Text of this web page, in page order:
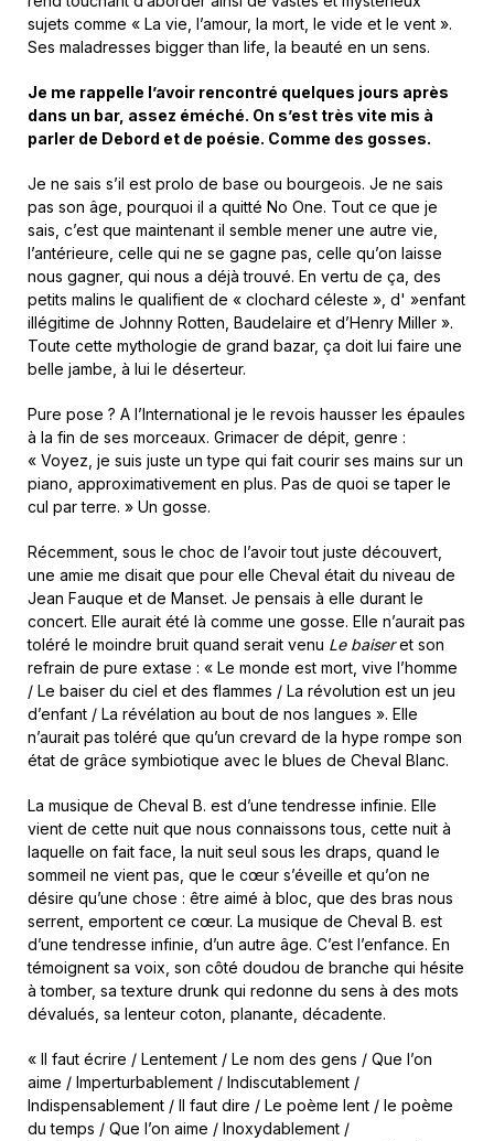
sujets comme « La vie, l’amour, la mort, le vide et le vent ».
Ses maladresses bigger than life, la beauté en un sens.
Je me rappelle l’avoir rencontré quelques jours après
dans un bar, assez éméché. On s’est très vite mis à
parler de Debord et de poésie. Comme des gosses.
Je ne sais s’il est prolo de base ou bourgeois. Je ne sais
pas son âge, pourquoi il a quitté No One. Tout ce que je
sais, c’est que maintenant il semble mener une autre vie,
l’antérieure, celle qui ne se gagne pas, celle qu’on laisse
nous gagner, qui nous a déjà trouvé. En vertu de ça, des
petits malins le qualifient de « clochard céleste », d' »enfant
illégitime de Johnny Rotten, Baudelaire et d’Henry Miller ».
Toute cette mythologie de grand bazar, ça doit lui faire une
belle jambe, à lui le déserteur.
Pure pose ? A l’International je le revois hausser les épaules
à la fin de ses morceaux. Grimacer de dépit, genre :
« Voyez, je suis juste un type qui fait courir ses mains sur un
piano, approximativement en plus. Pas de quoi se taper le
cul par terre. » Un gosse.
Récemment, sous le choc de l’avoir tout juste découvert,
une amie me disait que pour elle Cheval était du niveau de
Jean Fauque et de Manset. Je pensais à elle durant le
concert. Elle aurait été là comme une gosse. Elle n’aurait pas
toléré le moindre bruit quand serait venu Le baiseret son
refrain de pure extase : « Le monde est mort, vive l’homme
/ Le baiser du ciel et des flammes / La révolution est un jeu
d’enfant / La révélation au bout de nos langues ». Elle
n’aurait pas toléré que qu’un crevard de la hype rompe son
état de grâce symbiotique avec le blues de Cheval Blanc.
La musique de Cheval B. est d’une tendresse infinie. Elle
vient de cette nuit que nous connaissons tous, cette nuit à
laquelle on fait face, la nuit seul sous les draps, quand le
sommeil ne vient pas, que le cœur s’éveille et qu’on ne
désire qu’une chose : être aimé à bloc, que des bras nous
serrent, emportent ce cœur. La musique de Cheval B. est
d’une tendresse infinie, d’un autre âge. C’est l’enfance. En
témoignent sa voix, son côté doudou de branche qui hésite
à tomber, sa texture drunk qui redonne du sens à des mots
dévalués, sa lenteur coton, planante, décadente.
« Il faut écrire / Lentement / Le nom des gens / Que l’on
aime / Imperturbablement / Indiscutablement /
Indispensablement / Il faut dire / Le poème lent / le poème
du temps / Que l’on aime / Inoxydablement /